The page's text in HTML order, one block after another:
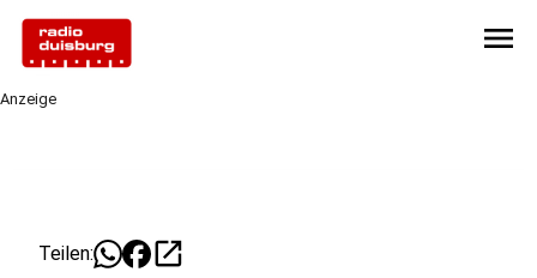
menu
Anzeige
Teilen: open_in_new